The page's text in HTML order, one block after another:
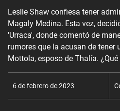
Leslie Shaw confiesa tener
Magaly Medina. Esta vez,
'Urraca', donde comentó de
rumores que la acusan de tener
Mottola, esposo de Thalía. ¿Qué
6 de febrero de 2023